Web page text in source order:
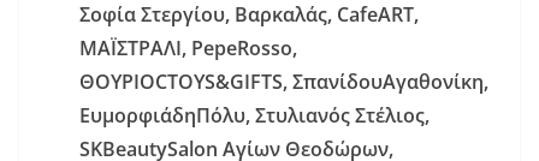
Σοφία Στεργίου, Βαρκαλάς, CafeART,
ΜΑΪΣΤΡΑΛΙ, PepeRosso,
ΘΟΥΡΙΟCTOYS&GIFTS, ΣπανίδουΑγαθονίκη,
ΕυμορφιάδηΠόλυ, Στυλιανός Στέλιος,
SKBeautySalon Αγίων Θεοδώρων,